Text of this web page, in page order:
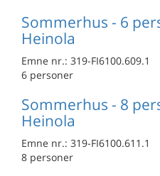
Sommerhus - 6
Heinola
Emne nr.: 319-FI6100.609.1
6 personer
Sommerhus - 8
Heinola
Emne nr.: 319-FI6100.611.1
8 personer